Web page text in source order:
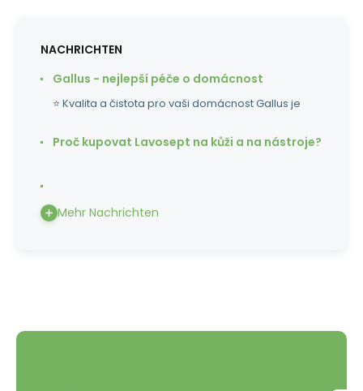
NACHRICHTEN
Gallus - nejlepší péče o domácnost
⭐ Kvalita a čistota pro vaši domácnost Gallus je
Proč kupovat Lavosept na kůži a na nástroje?
Mehr Nachrichten